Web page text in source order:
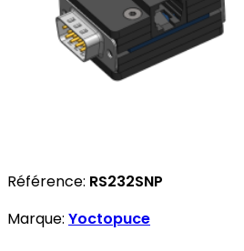
Référence: RS232SNP
Marque: Yoctopuce